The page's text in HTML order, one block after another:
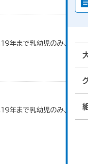
年まで乳幼児のみ、平成
年まで乳幼児のみ、平成